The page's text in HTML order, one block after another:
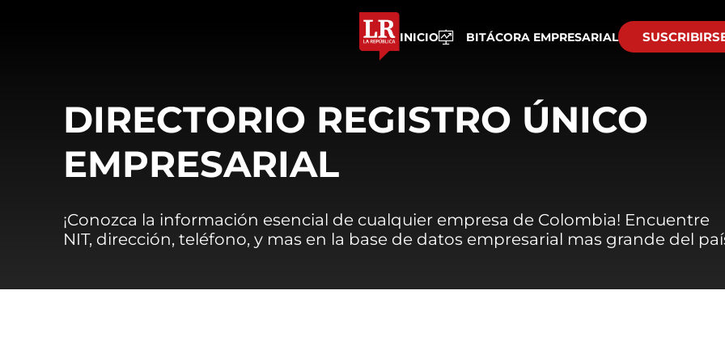
INICIO BITÁCORA EMPRESARIAL
DIRECTORIO REGISTRO ÚNICO
EMPRESARIAL
¡Conozca la información esencial de cualquier empresa de Colombia! Encuentre
NIT, dirección, teléfono, y mas en la base de datos empresarial mas grande del